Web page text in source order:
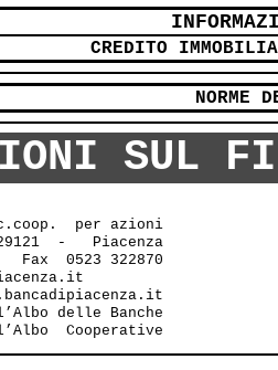
CREDITO
NORME
SUL
per azioni
-   Piacenza
0523 322870
delle Banche